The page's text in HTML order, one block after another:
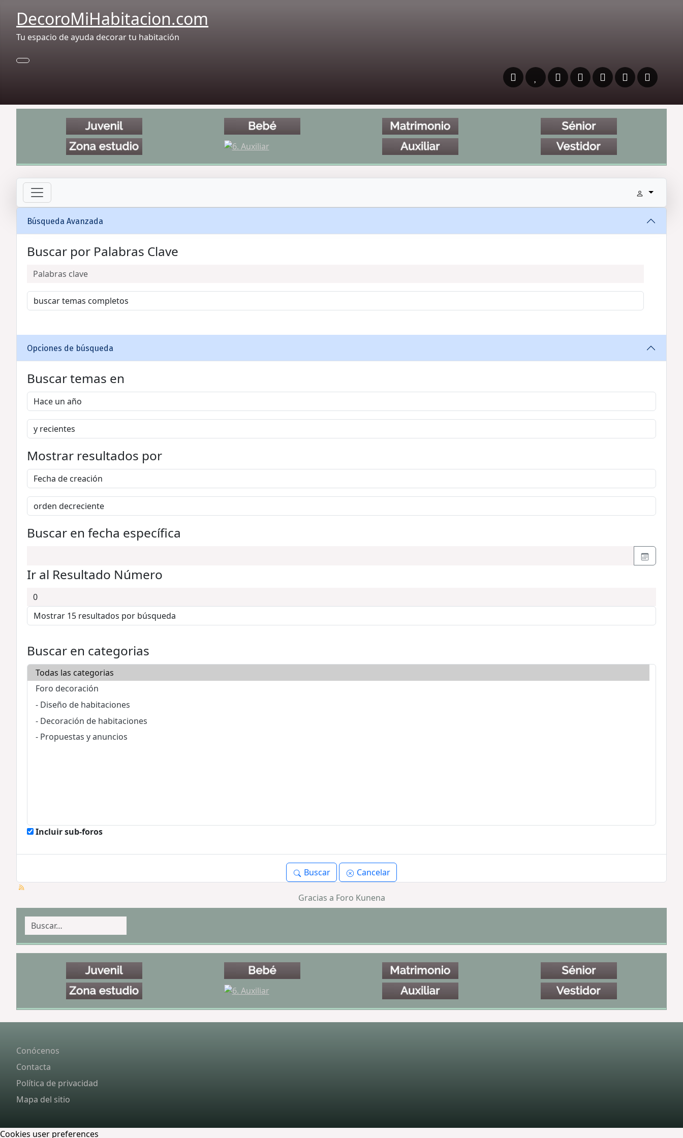
DecoroMiHabitacion.com
Tu espacio de ayuda decorar tu habitación
Búsqueda Avanzada
Buscar por Palabras Clave
Opciones de búsqueda
Buscar temas en
Mostrar resultados por
Buscar en fecha específica
Ir al Resultado Número
Buscar en categorias
Incluir sub-foros
Buscar Cancelar
Gracias a Foro Kunena
Buscar
Conócenos
Contacta
Política de privacidad
Mapa del sitio
Cookies user preferences